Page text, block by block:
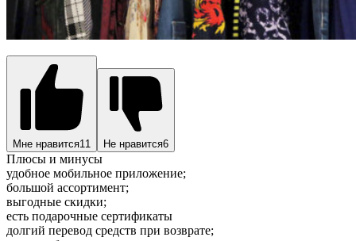
Мне нравится11 Не нравится6
Плюсы и минусы
удобное мобильное приложение;
большой ассортимент;
выгодные скидки;
есть подарочные сертификаты
долгий перевод средств при возврате;